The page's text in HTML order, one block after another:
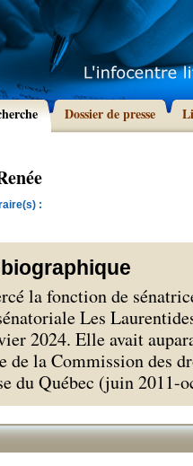
Dossier de presse
:
la fonction de
Les
2024. Elle avait
de la Commission des
du Québec (juin 2011-